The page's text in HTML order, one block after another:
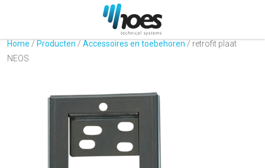
Home / Producten / Accessoires en toebehoren / retrofit plaat
NEOS